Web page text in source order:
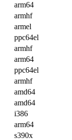
arm64
armhf
armel
ppc64el
armhf
arm64
ppc64el
armhf
amd64
amd64
i386
arm64
s390x